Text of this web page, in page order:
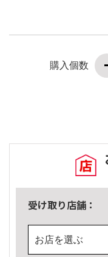
購入個数
受け取り店舗：
お店を選ぶ